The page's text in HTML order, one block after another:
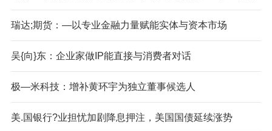
瑞达;期货：—以专业金融力量赋能实体与资本市场
吴{向}东：企业家做IP能直接与消费者对话
极—米科技：增补黄环宇为独立董事候选人
美.国银行?业担忧加剧降息押注，美国国债延续涨势